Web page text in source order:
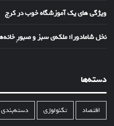
ویژگی های یک آموزشگاه خوب در کرج
نخل شامادورا؛ ملکه‌ی سبز و صبورِ
دسته‌ها
اقتصاد تکنولوژی